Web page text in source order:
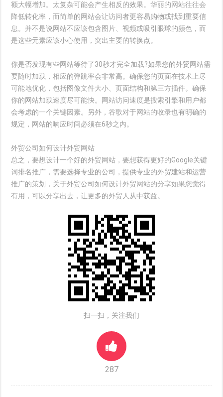
额大幅增加。太复杂可能会产生相反的效果。华丽的网站往往会
降低转化率，而简单的网站会让访问者更容易购物或找到重要信
息。并不是说网站不应该包含图片、视频或吸引眼球的颜色，而
是这些元素应该小心使用，突出主要的转换点。
你是否发现有些网站等待了30秒才完全加载?如果您的外贸网站需
要随时加载，相应的弹跳率会非常高。确保您的页面在技术上尽
可能地优化，包括图像文件大小、页面结构和第三方插件。确保
你的网站加载速度尽可能快。网站访问速度是搜索引擎和用户都
会考虑的一个关键因素。另外，谷歌对于网站的收录也有明确的
规定，网站的响应时间必须在6秒之内。
外贸公司如何设计外贸网站
总之，要想设计一个好的外贸网站，要想获得更好的Google关键
词排名推广，需要选择专业的公司，提供专业的外贸建站和运营
推广的策划，关于外贸公司如何设计外贸网站的分享如果您觉得
有用，可以分享出去，让更多的外贸人从中获益。
扫一扫，关注我们
287